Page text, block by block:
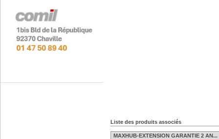
Liste des produits associés
MAXHUB-EXTENSION GARANTIE 2 AN...